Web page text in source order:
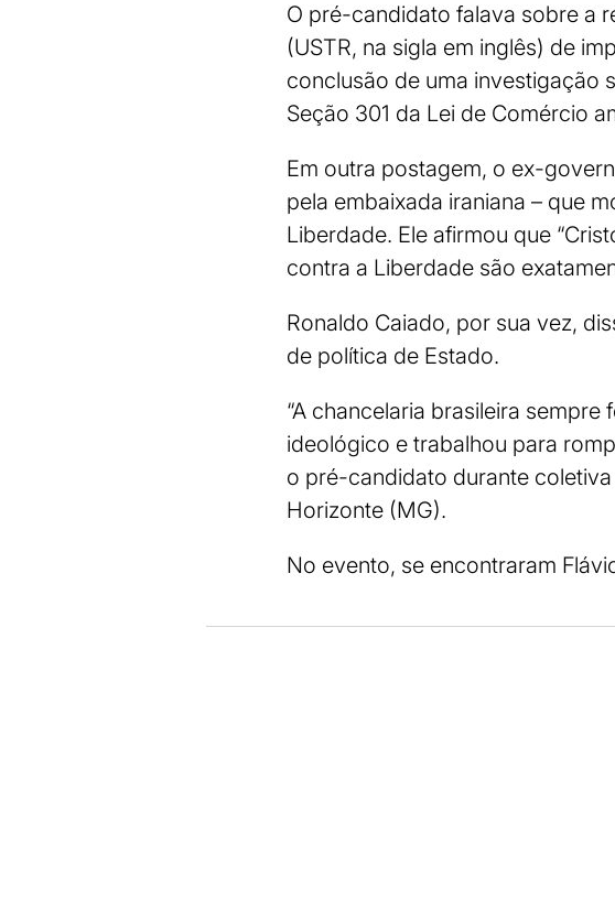
O pré-candidato falava sobre a
(USTR, na sigla em inglês) de
conclusão de uma investigação
Seção 301 da Lei de Comércio
Em outra postagem, o ex-
pela embaixada iraniana – que
Liberdade. Ele afirmou que
contra a Liberdade são
Ronaldo Caiado, por sua vez,
de política de Estado.
“A chancelaria brasileira
ideológico e trabalhou para
o pré-candidato durante
Horizonte (MG).
No evento, se encontraram